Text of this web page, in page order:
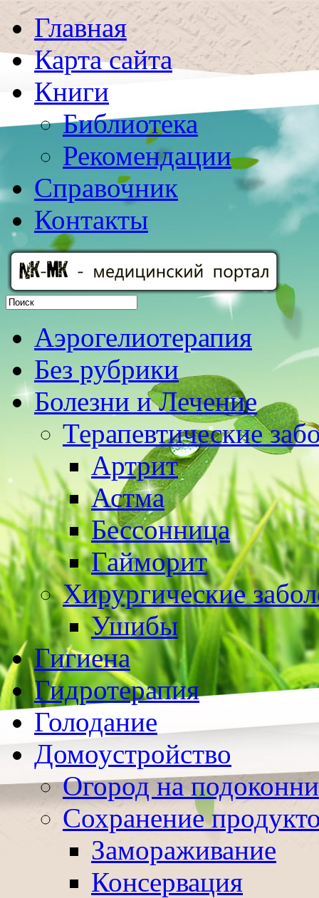
Главная
Карта сайта
Книги
Библиотека
Рекомендации
Справочник
Контакты
Аэрогелиотерапия
Без рубрики
Болезни и Лечение
Терапевтические
Артрит
Астма
Бессонница
Гайморит
Хирургические
Ушибы
Гигиена
Гидротерапия
Голодание
Домоустройство
Огород на
Сохранение
Замораживание
Консервация